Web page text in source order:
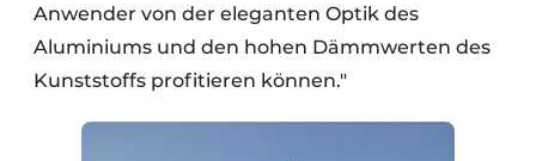
Anwender von der eleganten Optik des
Aluminiums und den hohen Dämmwerten des
Kunststoffs profitieren können."